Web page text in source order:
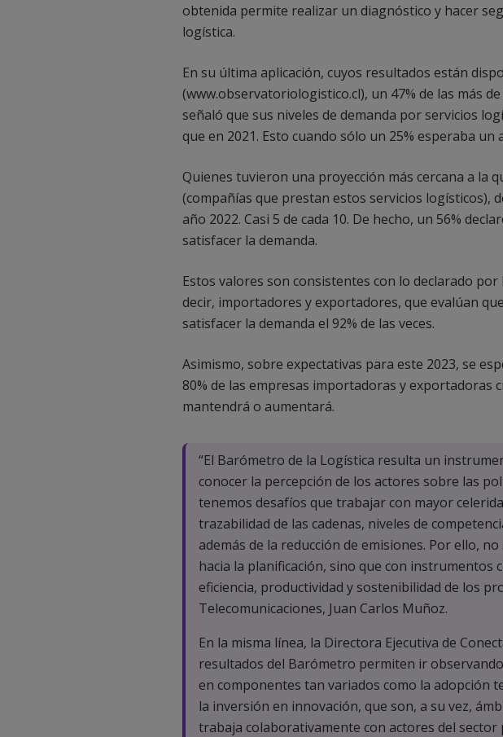
obtenida permite realizar un diagnóstico y hacer
logística.
En su última aplicación, cuyos resultados están
(www.observatoriologistico.cl), un 47% de las más
señaló que sus niveles de demanda por servicios
que en 2021. Esto cuando sólo un 25% esperaba un
Quienes tuvieron una proyección más cercana a
(compañías que prestan estos servicios logísticos),
año 2022. Casi 5 de cada 10. De hecho, un 56%
satisfacer la demanda.
Estos valores son consistentes con lo declarado
decir, importadores y exportadores, que evalúan
satisfacer la demanda el 92% de las veces.
Asimismo, sobre expectativas para este 2023, se
80% de las empresas importadoras y exportadoras
mantendrá o aumentará.
“El Barómetro de la Logística resulta un
conocer la percepción de los actores sobre las
tenemos desafíos que trabajar con mayor
trazabilidad de las cadenas, niveles de
además de la reducción de emisiones. Por ello,
hacia la planificación, sino que con instrumentos
eficiencia, productividad y sostenibilidad de los
Telecomunicaciones, Juan Carlos Muñoz.
En la misma línea, la Directora Ejecutiva de
resultados del Barómetro permiten ir
en componentes tan variados como la adopción
la inversión en innovación, que son, a su vez,
trabaja colaborativamente con actores del sector